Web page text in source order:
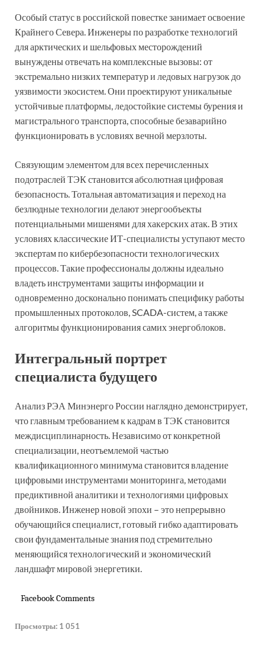
Особый статус в российской повестке занимает освоение
Крайнего Севера. Инженеры по разработке технологий
для арктических и шельфовых месторождений
вынуждены отвечать на комплексные вызовы: от
экстремально низких температур и ледовых нагрузок до
уязвимости экосистем. Они проектируют уникальные
устойчивые платформы, ледостойкие системы бурения и
магистрального транспорта, способные безаварийно
функционировать в условиях вечной мерзлоты.
Связующим элементом для всех перечисленных
подотраслей ТЭК становится абсолютная цифровая
безопасность. Тотальная автоматизация и переход на
безлюдные технологии делают энергообъекты
потенциальными мишенями для хакерских атак. В этих
условиях классические ИТ-специалисты уступают место
экспертам по кибербезопасности технологических
процессов. Такие профессионалы должны идеально
владеть инструментами защиты информации и
одновременно досконально понимать специфику работы
промышленных протоколов, SCADA-систем, а также
алгоритмы функционирования самих энергоблоков.
Интегральный портрет
специалиста будущего
Анализ РЭА Минэнерго России наглядно демонстрирует,
что главным требованием к кадрам в ТЭК становится
междисциплинарность. Независимо от конкретной
специализации, неотъемлемой частью
квалификационного минимума становится владение
цифровыми инструментами мониторинга, методами
предиктивной аналитики и технологиями цифровых
двойников. Инженер новой эпохи – это непрерывно
обучающийся специалист, готовый гибко адаптировать
свои фундаментальные знания под стремительно
меняющийся технологический и экономический
ландшафт мировой энергетики.
Facebook Comments
Просмотры: 1 051